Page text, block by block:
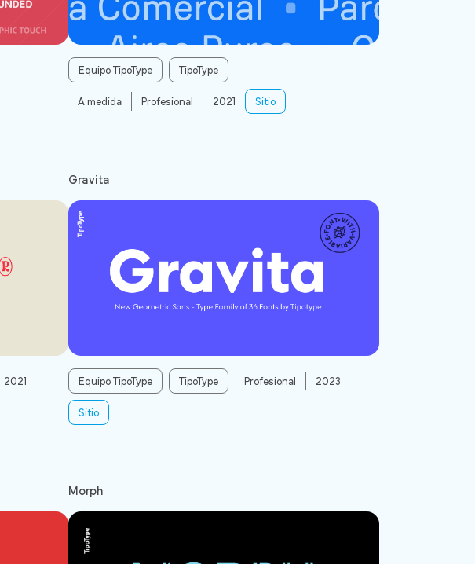
A medida
Profesional 2021 Sitio
Equipo TipoType TipoType
2021
Gravita
Profesional
2023
Sitio
Equipo TipoType TipoType
Morph